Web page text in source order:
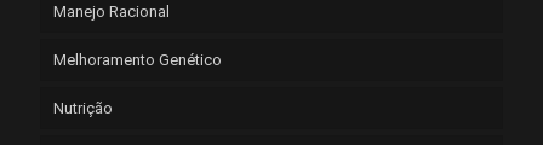
Manejo Racional
Melhoramento Genético
Nutrição